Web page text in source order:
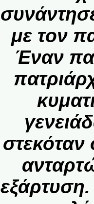
με τον
Έναν